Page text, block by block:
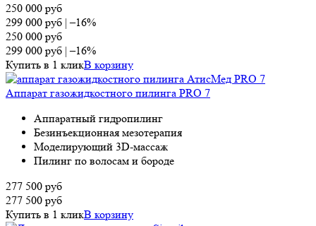
250 000 руб
299 000 руб |–16%
250 000 руб
299 000 руб |–16%
Купить в 1 кликВ корзину
Аппарат газожидкостного пилинга PRO 7
Аппаратный гидропилинг
Безинъекционная мезотерапия
Моделирующий 3D-массаж
Пилинг по волосам и бороде
277 500 руб
277 500 руб
Купить в 1 кликВ корзину